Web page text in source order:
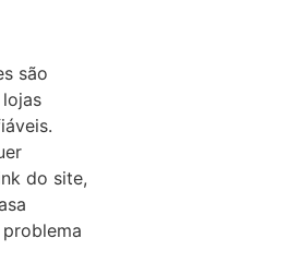
são
do site,